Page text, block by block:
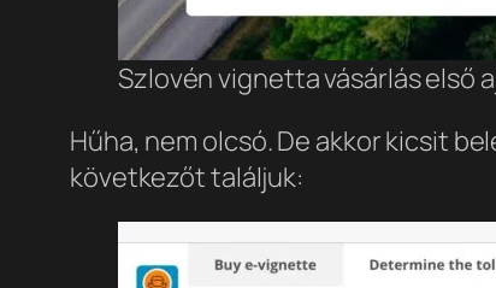
Szlovén vignetta vásárlás első
Hűha, nem olcsó. De akkor kicsit
következőt találjuk: